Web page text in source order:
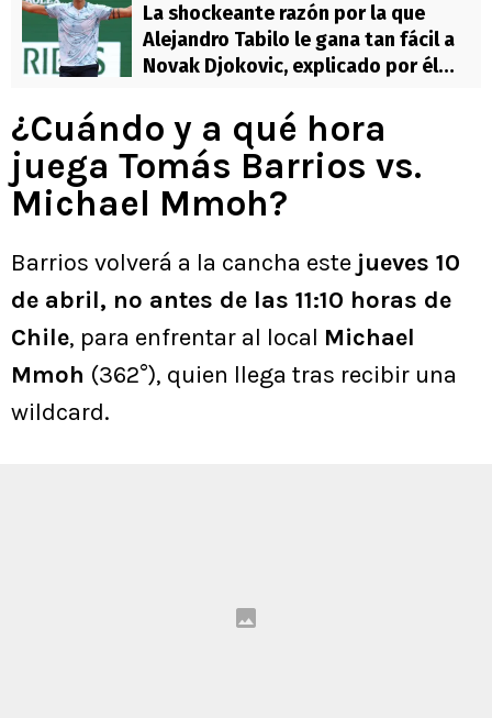
La shockeante razón por la que
Alejandro Tabilo le gana tan fácil a
Novak Djokovic, explicado por él
¿Cuándo y a qué hora
juega Tomás Barrios vs.
Michael Mmoh?
Barrios volverá a la cancha este jueves 10
de abril, no antes de las 11:10 horas de
Chile, para enfrentar al local Michael
Mmoh (362°), quien llega tras recibir una
wildcard.